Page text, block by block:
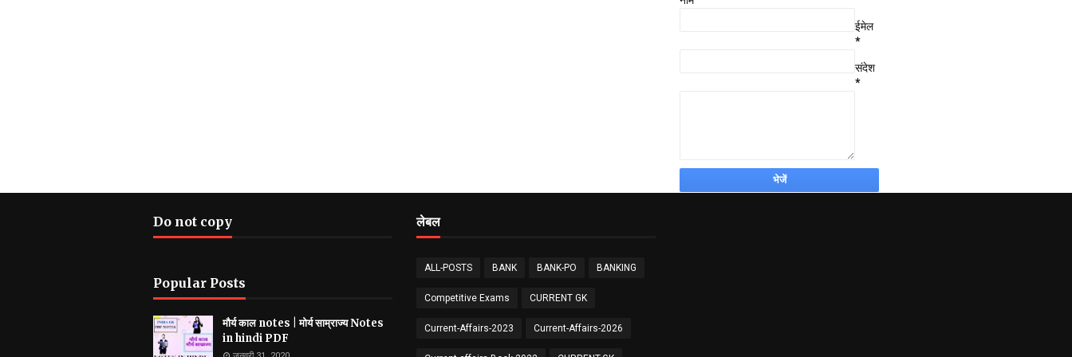
ईमेल
*
संदेश
*
Do not copy
Popular Posts
मौर्य काल notes | मोर्य साम्राज्य Notes
in hindi PDF
लेबल
ALL-POSTS BANK BANK-PO BANKING
Competitive Exams CURRENT GK
Current-Affairs-2023 Current-Affairs-2026